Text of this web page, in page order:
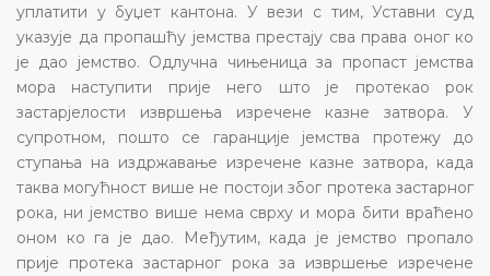
уплатити у буџет кантона. У вези с тим, Уставни суд
указује да пропашћу јемства престају сва права оног ко
је дао јемство. Одлучна чињеница за пропаст јемства
мора наступити прије него што је протекао рок
застарјелости извршења изречене казне затвора. У
супротном, пошто се гаранције јемства протежу до
ступања на издржавање изречене казне затвора, када
таква могућност више не постоји због протека застарног
рока, ни јемство више нема сврху и мора бити враћено
оном ко га је дао. Међутим, када је јемство пропало
прије протека застарног рока за извршење изречене